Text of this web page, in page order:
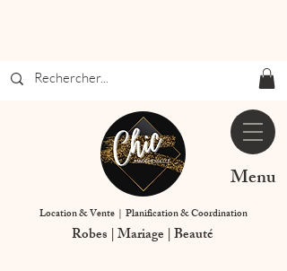
Menu
Location & Vente | Planification & Coordination
Robes | Mariage | Beauté